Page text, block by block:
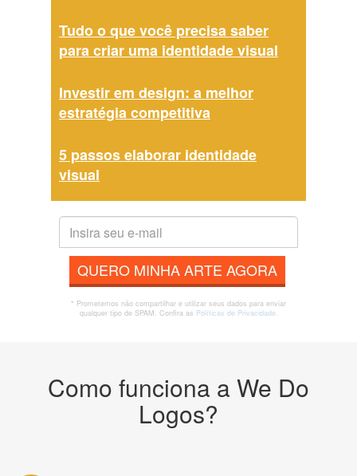
Tudo o que você precisa saber
para criar uma identidade visual
Investir em design: a melhor
estratégia competitiva
5 passos elaborar identidade
visual
QUERO MINHA ARTE AGORA
* Prometemos não compartilhar e utilizar seus dados para enviar
qualquer tipo de SPAM. Confira as Políticas de Privacidade.
Como funciona a We Do
Logos?